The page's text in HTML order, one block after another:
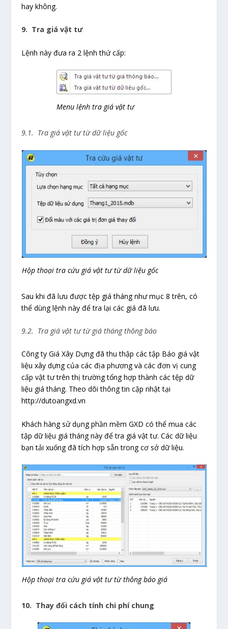
hay không.
9. Tra giá vật tư
Lệnh này đưa ra 2 lệnh thứ cấp:
Menu lệnh tra giá vật tư
9.1. Tra giá vật tư từ dữ liệu gốc
Hộp thoại tra cứu giá vật tư từ dữ liệu gốc
Sau khi đã lưu được tệp giá tháng như mục 8 trên, có
thể dùng lệnh này để tra lại các giá đã lưu.
9.2. Tra giá vật tư từ giá tháng thông báo
Công ty Giá Xây Dựng đã thu thập các tập Báo giá vật
liệu xây dựng của các địa phương và các đơn vị cung
cấp vật tư trên thị trường tổng hợp thành các tệp dữ
liệu giá tháng. Theo dõi thông tin cập nhật tại
http://dutoangxd.vn
Khách hàng sử dụng phần mềm GXD có thể mua các
tập dữ liệu giá tháng này để tra giá vật tư. Các dữ liệu
bạn tải xuống đã tích hợp sẵn trong cơ sở dữ liệu.
Hộp thoại tra cứu giá vật tư từ thông báo giá
10. Thay đổi cách tính chi phí chung